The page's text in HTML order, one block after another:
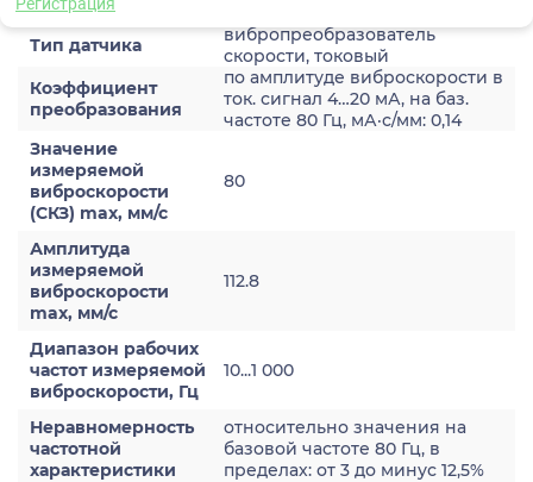
Регистрация
Тип датчика
вибропреобразователь
скорости, токовый
Коэффициент
преобразования
по амплитуде виброскорости в
ток. сигнал 4…20 мА, на баз.
частоте 80 Гц, мА·с/мм: 0,14
Значение
измеряемой
виброскорости
(СКЗ) max, мм/с
80
Амплитуда
измеряемой
виброскорости
max, мм/с
112.8
Диапазон рабочих
частот измеряемой
виброскорости, Гц
10...1 000
Неравномерность
частотной
характеристики
относительно значения на
базовой частоте 80 Гц, в
пределах: от 3 до минус 12,5%